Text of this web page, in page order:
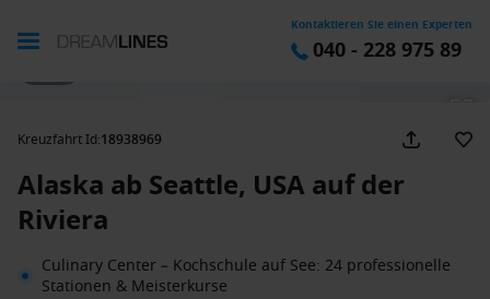
Kontaktieren Sie einen Experten
040 - 228 975 89
Kreuzfahrt Id:18938969
Alaska ab Seattle, USA auf der
Riviera
Culinary Center – Kochschule auf See: 24 professionelle
Stationen & Meisterkurse